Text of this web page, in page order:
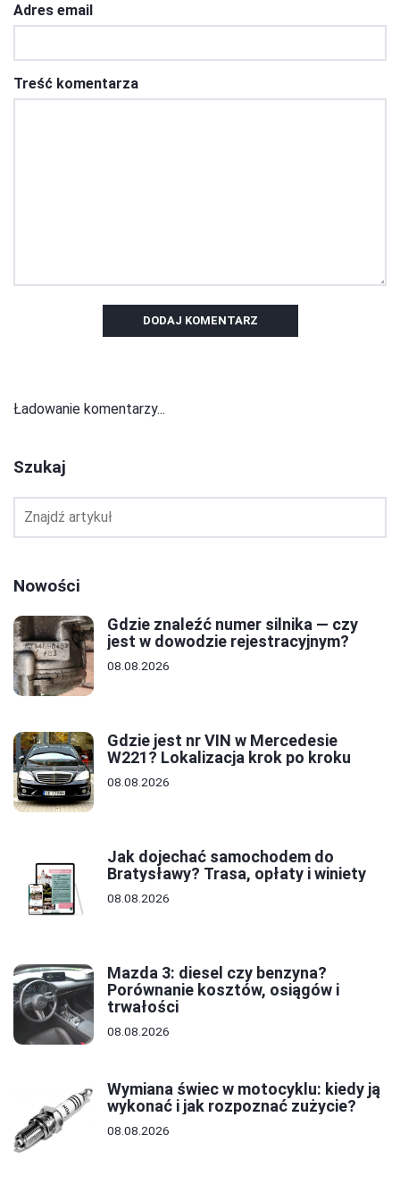
Adres email
Treść komentarza
DODAJ KOMENTARZ
Ładowanie komentarzy...
Szukaj
Nowości
Gdzie znaleźć numer silnika — czy
jest w dowodzie rejestracyjnym?
08.08.2026
Gdzie jest nr VIN w Mercedesie
W221? Lokalizacja krok po kroku
08.08.2026
Jak dojechać samochodem do
Bratysławy? Trasa, opłaty i winiety
08.08.2026
Mazda 3: diesel czy benzyna?
Porównanie kosztów, osiągów i
trwałości
08.08.2026
Wymiana świec w motocyklu: kiedy ją
wykonać i jak rozpoznać zużycie?
08.08.2026